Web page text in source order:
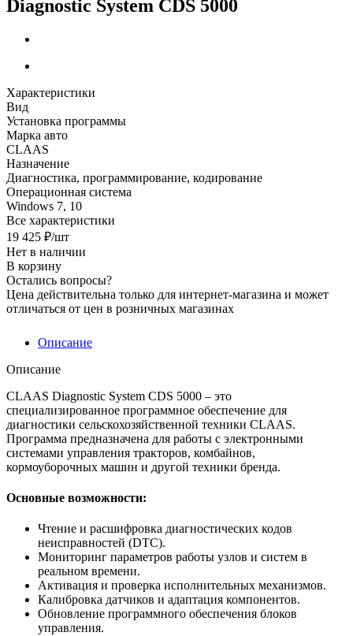
Diagnostic System CDS 5000
Характеристики
Вид
Установка программы
Марка авто
CLAAS
Назначение
Диагностика, программирование, кодирование
Операционная система
Windows 7, 10
Все характеристики
19 425 ₽/шт
Нет в наличии
В корзину
Остались вопросы?
Цена действительна только для интернет-магазина и может
отличаться от цен в розничных магазинах
Описание
Описание
CLAAS Diagnostic System CDS 5000 – это
специализированное программное обеспечение для
диагностики сельскохозяйственной техники CLAAS.
Программа предназначена для работы с электронными
системами управления тракторов, комбайнов,
кормоуборочных машин и другой техники бренда.
Основные возможности:
Чтение и расшифровка диагностических кодов
неисправностей (DTC).
Мониторинг параметров работы узлов и систем в
реальном времени.
Активация и проверка исполнительных механизмов.
Калибровка датчиков и адаптация компонентов.
Обновление программного обеспечения блоков
управления.